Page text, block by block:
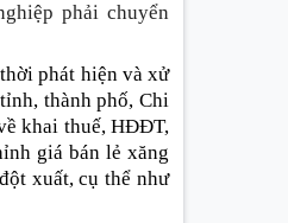
phải chuyển
phát hiện và xử
thành phố, Chi
khai thuế, HĐĐT,
giá bán lẻ xăng
xuất, cụ thể như